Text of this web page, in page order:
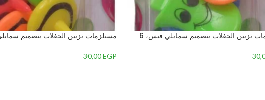
مستلزمات تزيين الحفلات بتصميم سمايلي فيس، 6
30,00EGP